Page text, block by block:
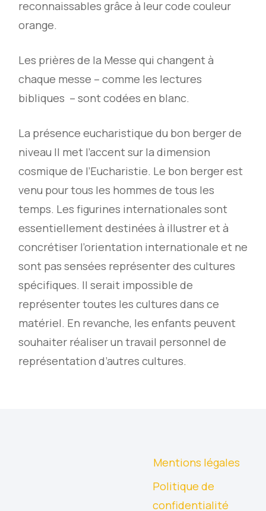
reconnaissables grâce à leur code couleur
orange.
Les prières de la Messe qui changent à
chaque messe – comme les lectures
bibliques – sont codées en blanc.
La présence eucharistique du bon berger de
niveau II met l’accent sur la dimension
cosmique de l’Eucharistie. Le bon berger est
venu pour tous les hommes de tous les
temps. Les figurines internationales sont
essentiellement destinées à illustrer et à
concrétiser l’orientation internationale et ne
sont pas sensées représenter des cultures
spécifiques. Il serait impossible de
représenter toutes les cultures dans ce
matériel. En revanche, les enfants peuvent
souhaiter réaliser un travail personnel de
représentation d’autres cultures.
Mentions légales
Politique de
confidentialité